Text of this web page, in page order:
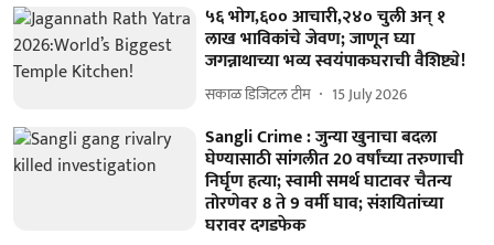
५६ भोग,६०० आचारी,२४० चुली अन् १
लाख भाविकांचे जेवण; जाणून घ्या
जगन्नाथाच्या भव्य स्वयंपाकघराची वैशिष्ट्ये!
सकाळ डिजिटल टीम 15 July 2026
Sangli Crime : जुन्या खुनाचा बदला
घेण्यासाठी सांगलीत 20 वर्षांच्या तरुणाची
निर्घृण हत्या; स्वामी समर्थ घाटावर चैतन्य
तोरणेवर 8 ते 9 वर्मी घाव; संशयितांच्या
घरावर दगडफेक